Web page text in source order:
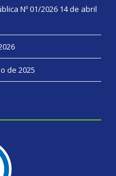
Nº 01/2026 14 de abril
de 2025